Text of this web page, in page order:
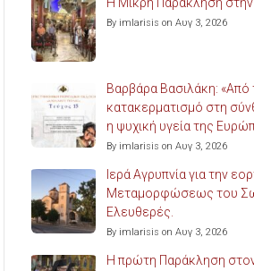
Η Μικρή Παράκληση
By imlarisis on Αυγ 3, 2026
Βαρβάρα Βασιλάκη: «Από
κατακερματισμό στη
η ψυχική υγεία της
By imlarisis on Αυγ 3, 2026
Ιερά Αγρυπνία για την
Μεταμορφώσεως του
Ελευθερές.
By imlarisis on Αυγ 3, 2026
Η πρώτη Παράκληση